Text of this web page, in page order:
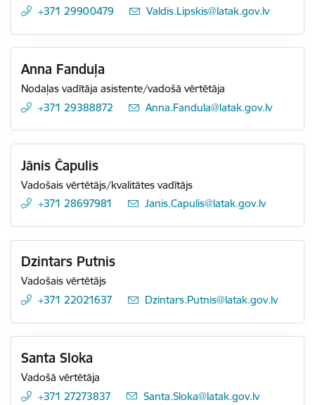
+371 29900479
E-pasts:
Valdis.Lipskis@latak.gov.lv
Anna Fanduļa
Nodaļas vadītāja asistente/vadošā vērtētāja
+371 29388872
E-pasts:
Anna.Fandula@latak.gov.lv
Jānis Čapulis
Vadošais vērtētājs/kvalitātes vadītājs
+371 28697981
E-pasts:
Janis.Capulis@latak.gov.lv
Dzintars Putnis
Vadošais vērtētājs
+371 22021637
E-pasts:
Dzintars.Putnis@latak.gov.lv
Santa Sloka
Vadošā vērtētāja
+371 27273837
E-pasts:
Santa.Sloka@latak.gov.lv